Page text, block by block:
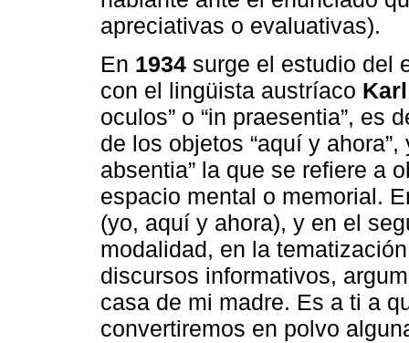
apreciativas o evaluativas).
En 1934 surge el estudio del
con el lingüista austríaco
oculos” o “in praesentia”, es
de los objetos “aquí y
absentia” la que se refiere a
espacio mental o memorial.
(yo, aquí y ahora), y en el
modalidad, en la
discursos informativos,
casa de mi madre. Es a ti a
convertiremos en polvo